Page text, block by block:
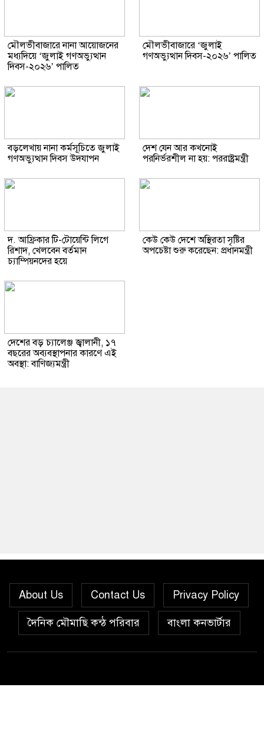
মৌলভীবাজারে নানা আয়োজনের
মধ্যদিয়ে ‘জুলাই গণঅভ্যুত্থান
দিবস-২০২৬’ পালিত
মৌলভীবাজারে ‘জুলাই
গণঅভ্যুত্থান দিবস-২০২৬’ পালিত
বড়লেখায় নানা কর্মসূচিতে জুলাই
গণঅভ্যুত্থান দিবস উদযাপন
দেশ যেন আর কখনোই
পরনির্ভরশীল না হয়: পররাষ্ট্রমন্ত্রী
দ. আফ্রিকার টি-টোয়েন্টি লিগে
রিশাদ, খেলবেন বর্তমান
চ্যাম্পিয়নদের হয়ে
কেউ কেউ দেশে অস্থিরতা সৃষ্টির
অপচেষ্টা শুরু করেছেন: প্রধানমন্ত্রী
দেশের বড় চ্যালেঞ্জ জ্বালানী, ১৭
বছরের অব্যবস্থাপনার কারণে এই
অবস্থা: বাণিজ্যমন্ত্রী
About Us Contact Us Privacy Policy
দৈনিক মৌমাছি কন্ঠ পরিবার বাংলা কনভার্টার